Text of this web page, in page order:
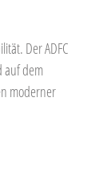
Der ADFC
auf dem
moderner